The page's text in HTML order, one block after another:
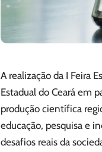
A realização da I Feira
Estadual do Ceará em
produção científica
educação, pesquisa e
desafios reais da